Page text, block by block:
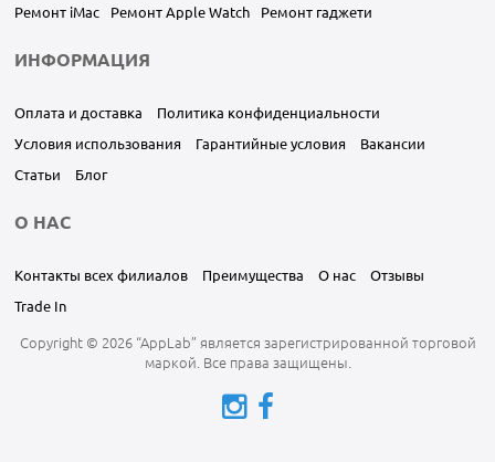
Copyright © 2026 “AppLab” является зарегистрированной торговой
маркой. Все права защищены.
Ремонт iMac
Ремонт Apple Watch Ремонт гаджети
ИНФОРМАЦИЯ
Оплата и доставка
Политика конфиденциальности
Условия использования
Гарантийные условия
Вакансии
Статьи
Блог
О НАС
Контакты всех филиалов Преимущества О нас
Отзывы
Trade In